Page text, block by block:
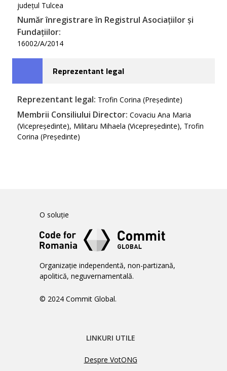
județul Tulcea
Număr înregistrare în Registrul Asociațiilor și
Fundațiilor:
16002/A/2014
Reprezentant legal
Reprezentant legal: Trofin Corina (Președinte)
Membrii Consiliului Director: Covaciu Ana Maria
(Vicepreședinte), Militaru Mihaela (Vicepreședinte), Trofin
Corina (Președinte)
O soluție
Organizație independentă, non-partizană,
apolitică, neguvernamentală.
© 2024 Commit Global.
LINKURI UTILE
Despre VotONG